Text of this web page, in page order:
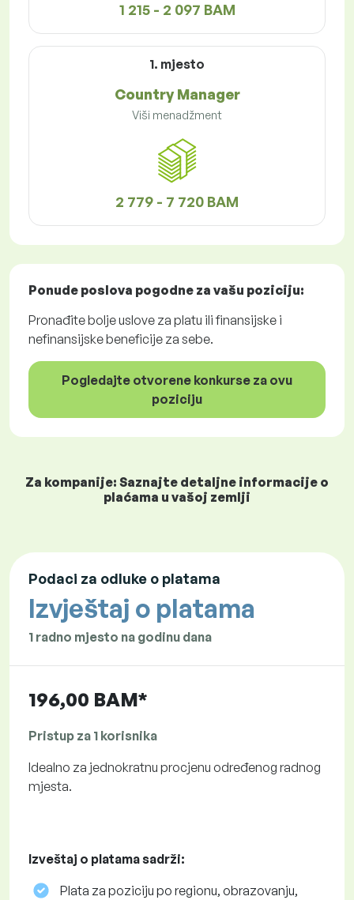
1 215 - 2 097 BAM
1. mjesto
Country Manager
Viši menadžment
2 779 - 7 720 BAM
Ponude poslova pogodne za vašu poziciju:
Pronađite bolje uslove za platu ili finansijske i
nefinansijske beneficije za sebe.
Pogledajte otvorene konkurse za ovu
poziciju
Za kompanije: Saznajte detaljne informacije o
plaćama u vašoj zemlji
Podaci za odluke o platama
Izvještaj o platama
1 radno mjesto na godinu dana
196,00 BAM*
Pristup za 1 korisnika
Idealno za jednokratnu procjenu određenog radnog
mjesta.
Izveštaj o platama sadrži:
Plata za poziciju po regionu, obrazovanju,